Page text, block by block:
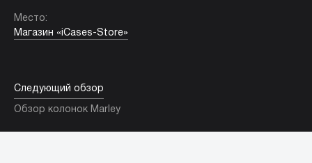
Место:
Магазин «iCases-Store»
Следующий обзор
Обзор колонок Marley